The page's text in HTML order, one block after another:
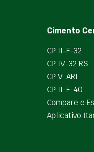
Cimento
CP II-F-32
CP IV-32 RS
CP V-ARI
CP II-F-40
Compare e
Aplicativo